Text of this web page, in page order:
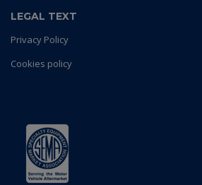
LEGAL TEXT
Privacy Policy
Cookies policy